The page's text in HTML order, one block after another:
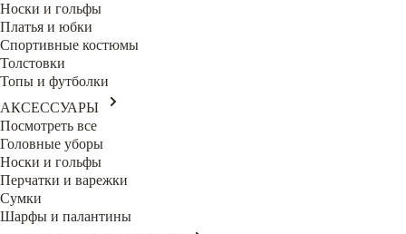
Носки и гольфы
Платья и юбки
Спортивные костюмы
Толстовки
Топы и футболки
АКСЕССУАРЫ
Посмотреть все
Головные уборы
Носки и гольфы
Перчатки и варежки
Сумки
Шарфы и палантины